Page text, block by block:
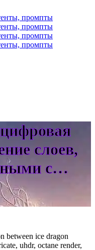
слоев,
с…
between ice dragon
uhdr, octane render,